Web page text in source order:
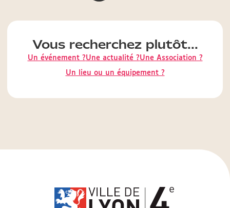
Vous recherchez plutôt...
Un événement ?Une actualité ?Une Association ?
Un lieu ou un équipement ?